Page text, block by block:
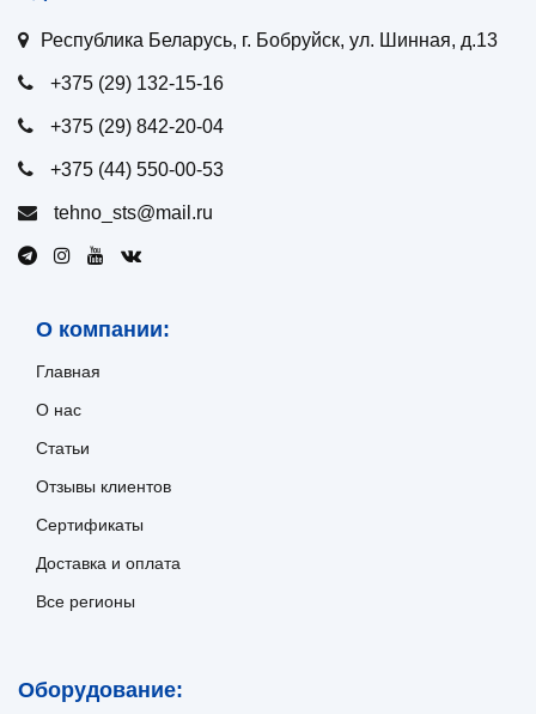
Республика Беларусь, г. Бобруйск, ул. Шинная, д.13
+375 (29) 132-15-16
+375 (29) 842-20-04
+375 (44) 550-00-53
tehno_sts@mail.ru
О компании:
Главная
О нас
Статьи
Отзывы клиентов
Сертификаты
Доставка и оплата
Все регионы
Оборудование: